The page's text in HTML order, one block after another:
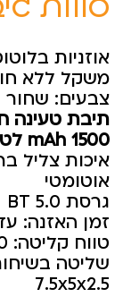
אוזניות
משקל ללא
צבעים: שחור
תיבת טעינה
1500
איכות צליל
אוטומטי
גרסת BT 5.0
זמן האזנה: עד 4
טווח קליטה: 10 מטר
שליטה
7.5x5x2.5